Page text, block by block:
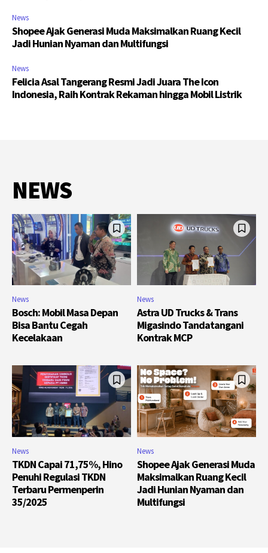
News
Shopee Ajak Generasi Muda Maksimalkan Ruang Kecil
Jadi Hunian Nyaman dan Multifungsi
News
Felicia Asal Tangerang Resmi Jadi Juara The Icon
Indonesia, Raih Kontrak Rekaman hingga Mobil Listrik
NEWS
News
Bosch: Mobil Masa Depan
Bisa Bantu Cegah
Kecelakaan
News
Astra UD Trucks & Trans
Migasindo Tandatangani
Kontrak MCP
News
TKDN Capai 71,75%, Hino
Penuhi Regulasi TKDN
Terbaru Permenperin
35/2025
News
Shopee Ajak Generasi Muda
Maksimalkan Ruang Kecil
Jadi Hunian Nyaman dan
Multifungsi